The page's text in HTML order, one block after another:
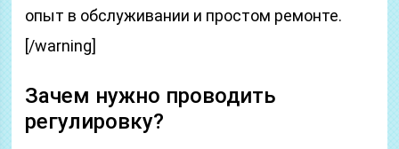
опыт в обслуживании и простом ремонте.
[/warning]
Зачем нужно проводить
регулировку?